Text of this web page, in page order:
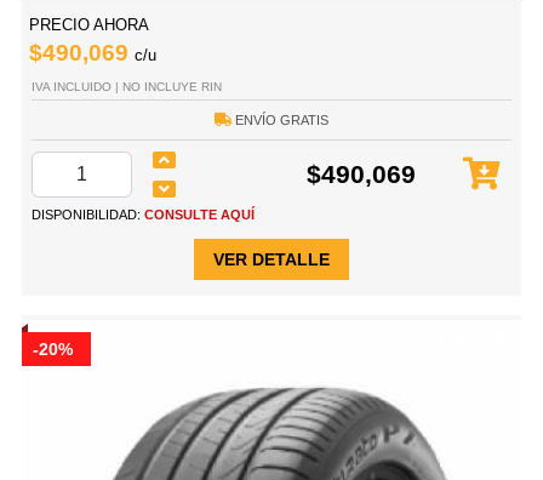
PRECIO AHORA
$490,069 c/u
IVA INCLUIDO | NO INCLUYE RIN
ENVÍO GRATIS
$490,069
DISPONIBILIDAD: CONSULTE AQUÍ
VER DETALLE
-20%